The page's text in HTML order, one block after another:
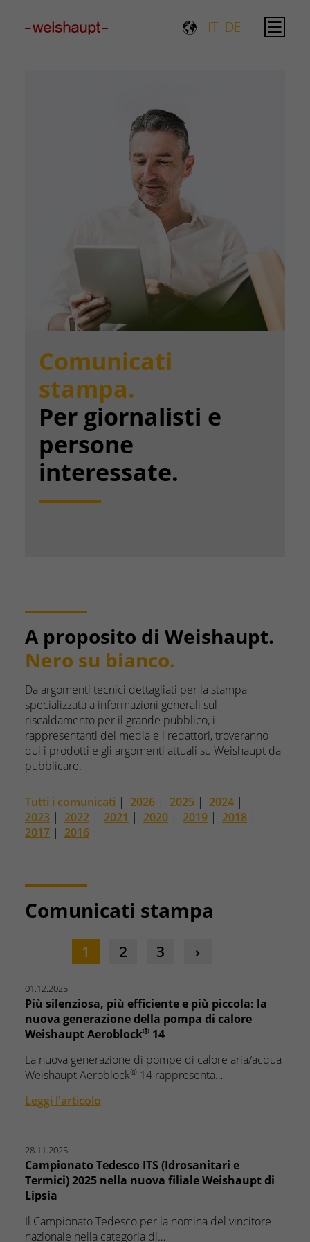
IT DE
Comunicati
stampa.
Per giornalisti e
persone
interessate.
A proposito di Weishaupt.
Nero su bianco.
Da argomenti tecnici dettagliati per la stampa
specializzata a informazioni generali sul
riscaldamento per il grande pubblico, i
rappresentanti dei media e i redattori, troveranno
qui i prodotti e gli argomenti attuali su Weishaupt da
pubblicare.
Tutti i comunicati | 2026 | 2025 | 2024 |
2023 | 2022 | 2021 | 2020 | 2019 | 2018 |
2017 | 2016
Comunicati stampa
1 2 3
01.12.2025
Più silenziosa, più efficiente e più piccola: la
nuova generazione della pompa di calore
Weishaupt Aeroblock® 14
La nuova generazione di pompe di calore aria/acqua
Weishaupt Aeroblock® 14 rappresenta…
Leggi l'articolo
28.11.2025
Campionato Tedesco ITS (Idrosanitari e
Termici) 2025 nella nuova filiale Weishaupt di
Lipsia
Il Campionato Tedesco per la nomina del vincitore
nazionale nella categoria di…